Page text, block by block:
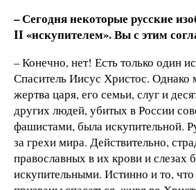
– Сегодня некоторые русские
II «искупителем». Вы с этим
– Конечно, нет! Есть только один
Спаситель Иисус Христос. Однако
жертва царя, его семьи, слуг и
других людей, убитых в России
фашистами, была искупительной.
за грехи мира. Действительно,
православных в их крови и слезах
искупительными. Истинно и то, что